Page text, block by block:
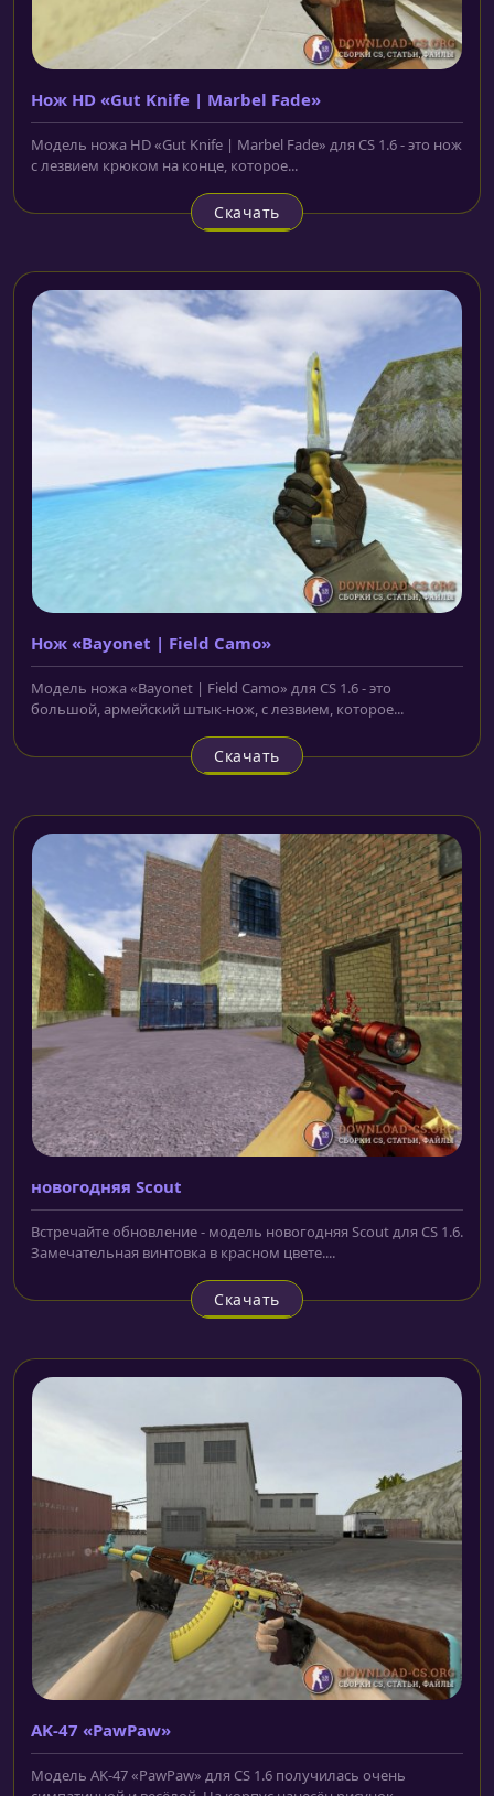
Нож HD «Gut Knife | Marbel Fade»
Модель ножа HD «Gut Knife | Marbel Fade» для CS 1.6 - это нож
с лезвием крюком на конце, которое...
Скачать
Нож «Bayonet | Field Camo»
Модель ножа «Bayonet | Field Camo» для CS 1.6 - это
большой, армейский штык-нож, с лезвием, которое...
Скачать
новогодняя Scout
Встречайте обновление - модель новогодняя Scout для CS 1.6.
Замечательная винтовка в красном цвете....
Скачать
AK-47 «PawPaw»
Модель AK-47 «PawPaw» для CS 1.6 получилась очень